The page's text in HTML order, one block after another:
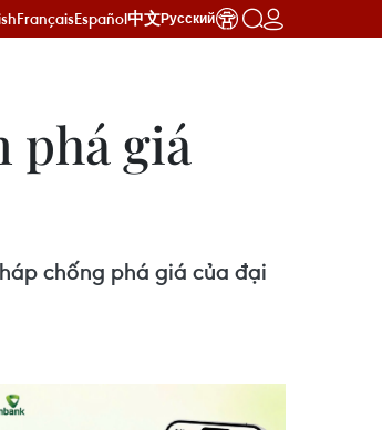
FrançaisEspañol中文Русский
phá giá
chống phá giá của đại